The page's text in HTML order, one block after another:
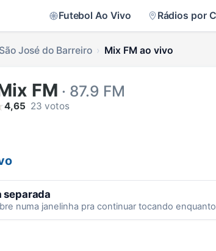
Futebol Ao Vivo Rádios por
São José do Barreiro Mix FM ao vivo
FM · 87.9 FM
4,65 23 votos
separada
numa janelinha pra continuar tocando